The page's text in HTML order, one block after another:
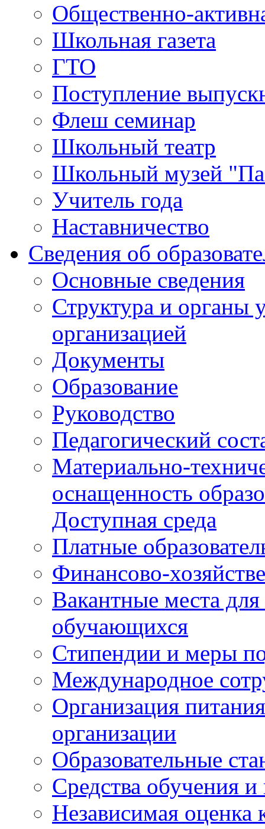
Общественно-
Школьная газета
ГТО
Поступление
Флеш семинар
Школьный театр
Школьный музей
Учитель года
Наставничество
Сведения об
Основные сведения
Структура и органы
организацией
Документы
Образование
Руководство
Педагогический
Материально-
оснащенность
Доступная среда
Платные
Финансово-
Вакантные места
обучающихся
Стипендии и меры
Международное
Организация
организации
Образовательные
Средства обучения и
Независимая оценка